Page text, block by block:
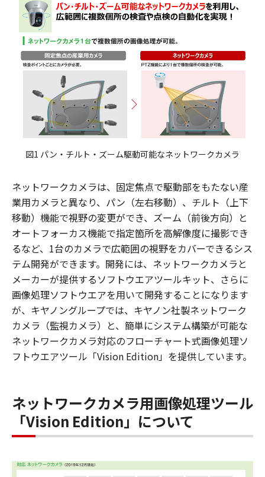
図1 パン・チルト・ズーム駆動可能なネットワークカメラ
ネットワークカメラは、固定焦点で駆動部をもたない産
業用カメラと異なり、パン（左右移動）、チルト（上下
移動）機能で視野の変更ができ、ズーム（前後方向）と
オートフォーカス機能で指定箇所を高解像度に撮影でき
るなど、1台のカメラで広範囲の視野をカバーできるシス
テム開発ができます。開発には、ネットワークカメラと
メーカーが提供するソフトウエアツールキット、さらに
画像処理ソフトウエアを用いて開発することになります
が、キヤノングループでは、キヤノン社製ネットワーク
カメラ（監視カメラ）と、簡単にシステム構築が可能な
ネットワークカメラ対応のフローチャート式画像処理ソ
フトウエアツール「Vision Edition」を提供しています。
ネットワークカメラ用画像処理ツール
「Vision Edition」について